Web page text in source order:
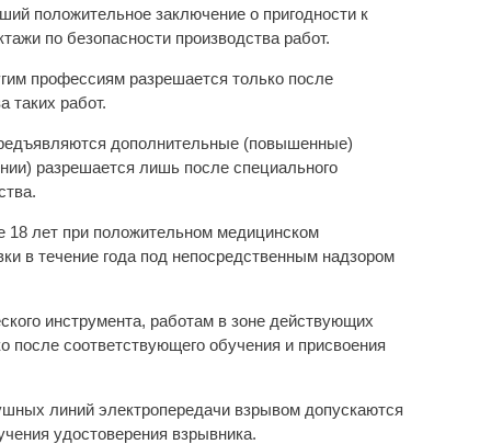
положительное заключение о пригодности к
по безопасности производства работ.
профессиям разрешается только после
таких работ.
дополнительные (повышенные)
разрешается лишь после специального
лет при положительном медицинском
в течение года под непосредственным надзором
инструмента, работам в зоне действующих
соответствующего обучения и присвоения
линий электропередачи взрывом допускаются
удостоверения взрывника.